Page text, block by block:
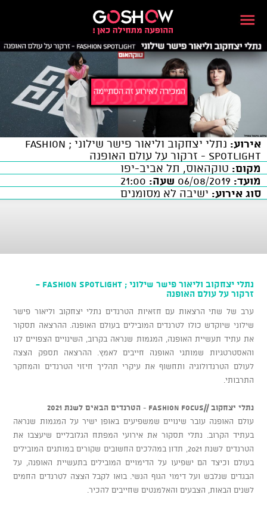
אירוע:
נתלי יצחקוב וליאור פישר שילוני ; FASHION
SPOTLIGHT - זרקור על עולם האופנה
מקום: טוקהאוס, תל אביב-יפו
מועד:
שעה:
סוג אירוע: ישיבה לא מסומנים
נתלי יצחקוב וליאור פישר שילוני ; FASHION SPOTLIGHT -
זרקור על עולם האופנה
ערב של שתי הרצאות עם חזאיות הטרנדים נתלי יצחקוב וליאור פישר
שילוני שיוקדש כולו לטרנדים המובילים בעולם האופנה. ההרצאה תסקור
את עתיד תעשיית האופנה, המגמות שנראה בקרוב, השינויים הצפויים לנו
והאסטרטגיות שמותגי האופנה חייבים לאמץ. ההרצאה תספק הצצה
לעולם הטרנדולוגיה ותחשוף את עיקרי תהליך חיזוי הטרנדים והמחקר
התרבותי.
נתלי יצחקוב //FASHION FOCUS
- הטרנדים הבאים לשנת 2021
עולם האופנה עובר שינויים שמשפיעים באופן ישיר על המגמות שנראה
בעתיד הקרוב. נתלי תסקור את אירועי המפתח הגלובליים שיעצבו את
הטרנדים לשנת 2021, תדון במהלכים החשובים שקורים במותגים המובילים
בעולם וכיצד הם ישפיעו על הדימויים המובילים בתעשיית האופנה, על
הבגדים שנלבש ועל דימוי הגוף הנשי. בואו לקבל הצצה לטרנדים החמים
לשנים הבאות, הצבעים והאלמנטים שחייבים להכיר.